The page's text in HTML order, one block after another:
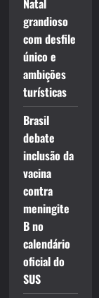
Natal
grandioso
com desfile
único e
ambições
turísticas
Brasil
debate
inclusão da
vacina
contra
meningite
B no
calendário
oficial do
SUS